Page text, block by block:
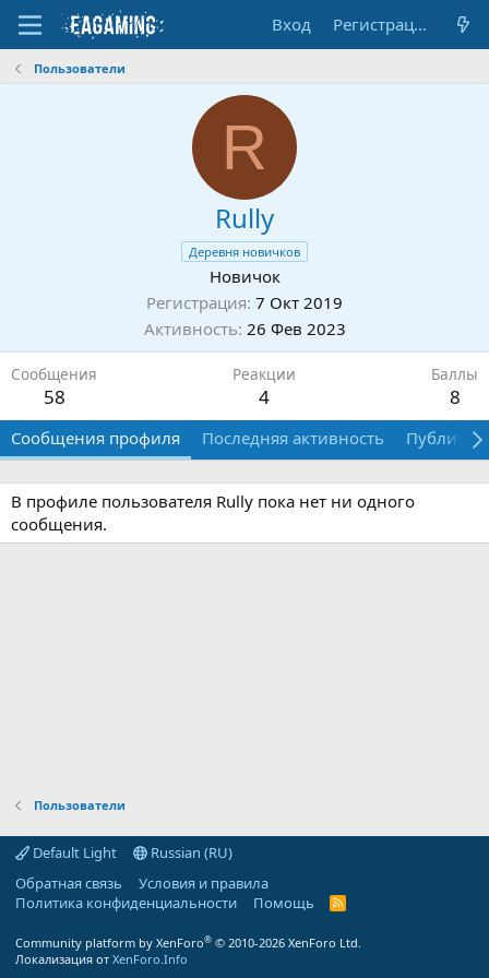
Вход Регистрация
Пользователи
R
Rully
Деревня новичков
Новичок
Регистрация 7 Окт 2019
Активность 26 Фев 2023
Сообщения
58
Реакции
4
Баллы
8
Сообщения профиля Последняя активность
В профиле пользователя Rully пока нет ни одного
сообщения.
Пользователи
Default Light
Russian (RU)
Обратная связь
Условия и правила
Политика конфиденциальности
Помощь
R
Community platform by XenForo® © 2010-2026 XenForo Ltd.
Локализация от XenForo.Info